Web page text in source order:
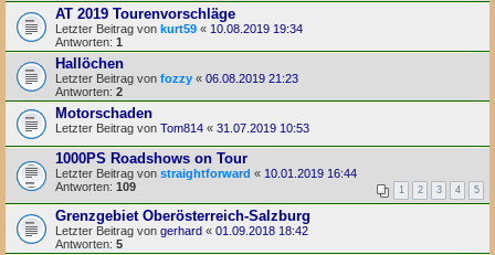
AT 2019 Tourenvorschläge
Letzter Beitrag von kurt59 « 10.08.2019 19:34
Antworten: 1
Hallöchen
Letzter Beitrag von fozzy « 06.08.2019 21:23
Antworten: 2
Motorschaden
Letzter Beitrag von Tom814 « 31.07.2019 10:53
1000PS Roadshows on Tour
Letzter Beitrag von straightforward « 10.01.2019 16:44
Antworten: 109 1 2 3 4 5
Grenzgebiet Oberösterreich-Salzburg
Letzter Beitrag von gerhard « 01.09.2018 18:42
Antworten: 5